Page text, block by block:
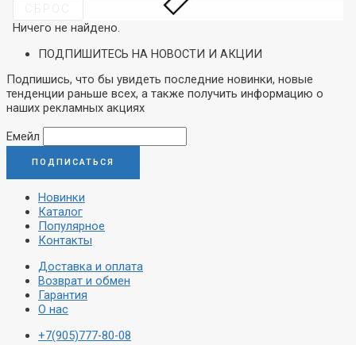
Вокальные
Накамерные
Петличные/с
оголовьем
Гарнитурные
Настольные
Для конференций
Аксессуары
Ничего не найдено.
ПОДПИШИТЕСЬ НА НОВОСТИ И АКЦИИ
Подпишись, что бы увидеть последние новинки, новые
тенденции раньше всех, а также получить информацию о
наших рекламных акциях
Емейл
Новинки
Каталог
Популярное
Контакты
Доставка и оплата
Возврат и обмен
Гарантия
О нас
+7(905)777-80-08